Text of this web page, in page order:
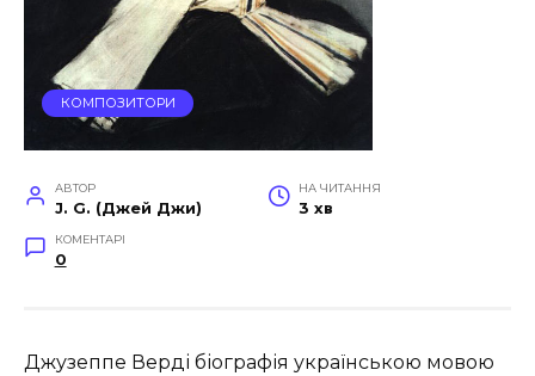
КОМПОЗИТОРИ
АВТОР
J. G. (Джей Джи)
НА ЧИТАННЯ
3 хв
КОМЕНТАРІ
0
Джузеппе Верді біографія українською мовою